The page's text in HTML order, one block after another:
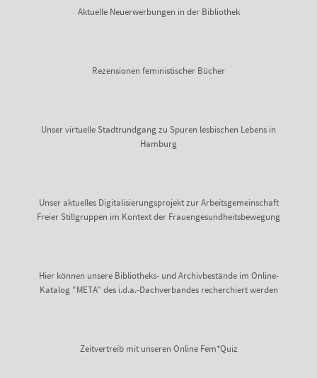
Aktuelle Neuerwerbungen in der Bibliothek
Rezensionen feministischer Bücher
Unser virtuelle Stadtrundgang zu Spuren lesbischen Lebens in
Hamburg
Unser aktuelles Digitalisierungsprojekt zur Arbeitsgemeinschaft
Freier Stillgruppen im Kontext der Frauengesundheitsbewegung
Hier können unsere Bibliotheks- und Archivbestände im Online-
Katalog "META" des i.d.a.-Dachverbandes recherchiert werden
Zeitvertreib mit unseren Online Fem*Quiz